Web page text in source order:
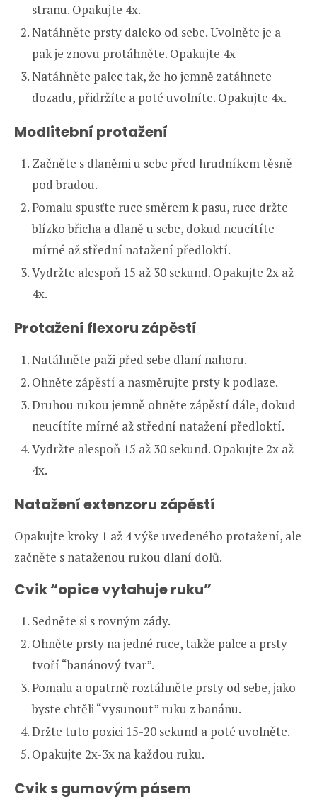
stranu. Opakujte 4x.
Natáhněte prsty daleko od sebe. Uvolněte je a
pak je znovu protáhněte. Opakujte 4x
Natáhněte palec tak, že ho jemně zatáhnete
dozadu, přidržíte a poté uvolníte. Opakujte 4x.
Modlitební protažení
Začněte s dlaněmi u sebe před hrudníkem těsně
pod bradou.
Pomalu spusťte ruce směrem k pasu, ruce držte
blízko břicha a dlaně u sebe, dokud neucítíte
mírné až střední natažení předloktí.
Vydržte alespoň 15 až 30 sekund. Opakujte 2x až
4x.
Protažení flexoru zápěstí
Natáhněte paži před sebe dlaní nahoru.
Ohněte zápěstí a nasměrujte prsty k podlaze.
Druhou rukou jemně ohněte zápěstí dále, dokud
neucítíte mírné až střední natažení předloktí.
Vydržte alespoň 15 až 30 sekund. Opakujte 2x až
4x.
Natažení extenzoru zápěstí
Opakujte kroky 1 až 4 výše uvedeného protažení, ale
začněte s nataženou rukou dlaní dolů.
Cvik “opice vytahuje ruku”
Sedněte si s rovným zády.
Ohněte prsty na jedné ruce, takže palce a prsty
tvoří “banánový tvar”.
Pomalu a opatrně roztáhněte prsty od sebe, jako
byste chtěli “vysunout” ruku z banánu.
Držte tuto pozici 15-20 sekund a poté uvolněte.
Opakujte 2x-3x na každou ruku.
Cvik s gumovým pásem